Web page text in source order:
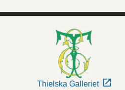
Thielska Galleriet